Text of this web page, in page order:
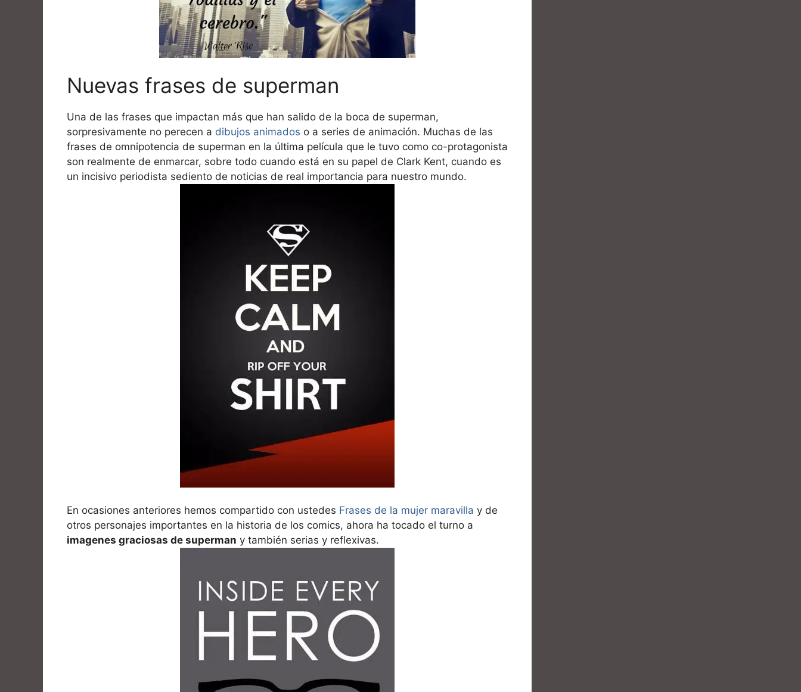
Nuevas frases de superman
Una de las frases que impactan más que han salido de la boca de superman,
sorpresivamente no perecen a dibujos animados o a series de animación. Muchas de las
frases de omnipotencia de superman en la última película que le tuvo como co-protagonista
son realmente de enmarcar, sobre todo cuando está en su papel de Clark Kent, cuando es
un incisivo periodista sediento de noticias de real importancia para nuestro mundo.
En ocasiones anteriores hemos compartido con ustedes Frases de la mujer maravilla y de
otros personajes importantes en la historia de los comics, ahora ha tocado el turno a
imagenes graciosas de superman y también serias y reflexivas.